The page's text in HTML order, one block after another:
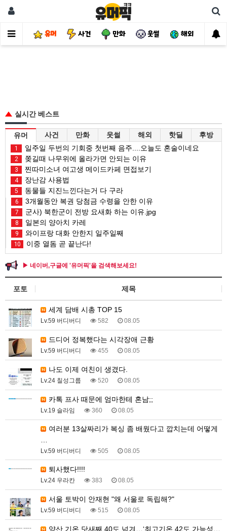
유머 사건 만화 웃썰 해외 핫
실시간 베스트
유머 사건 만화 웃썰 해외 핫딜 후방
1 일주일 두번의 기회중 첫번째 음주....오늘도 혼술이네요
2 쫒길때 나무위에 올라가면 안되는 이유
3 찐따미소녀 여고생 메이드카페 면접보기
4 장난감 사용법
5 동물들 지진느낀다는거 다 구라
6 3개월동안 복권 당첨금 수령을 안한 이유
7 군사) 북한군이 전방 요새화 하는 이유.jpg
8 일본의 양아치 카레
9 와이프랑 대화 안한지 일주일째
10 이중 열돔 곧 끝난다!
▶ 네이버,구글에 '유머픽'을 검색해보세요!
포토 제목
세계 담배 시총 TOP 15
Lv.59 버디버디 582 08.05
드디어 정복했다는 시각장애 근황
Lv.59 버디버디 455 08.05
나도 이제 여친이 생겼다.
Lv.24 칠성그룹 520 08.05
카톡 프사 때문에 엄마한테 혼남;;
Lv.19 슬라임 360 08.05
Lv.59 버디버디 505 08.05
퇴사했다!!!!
Lv.24 우라칸 383 08.05
서울 토박이 안재현 "왜 서울로 독립해?"
Lv.59 버디버디 515 08.05
양산 기온 닷새째 40도 넘겨…‘최고기온 42도 가능성…